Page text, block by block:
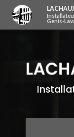
contenu
principal
Installateur de clôture à Saint-
Genis-